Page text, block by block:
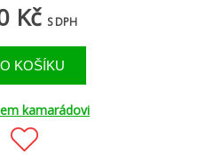
Kč S DPH
kamarádovi